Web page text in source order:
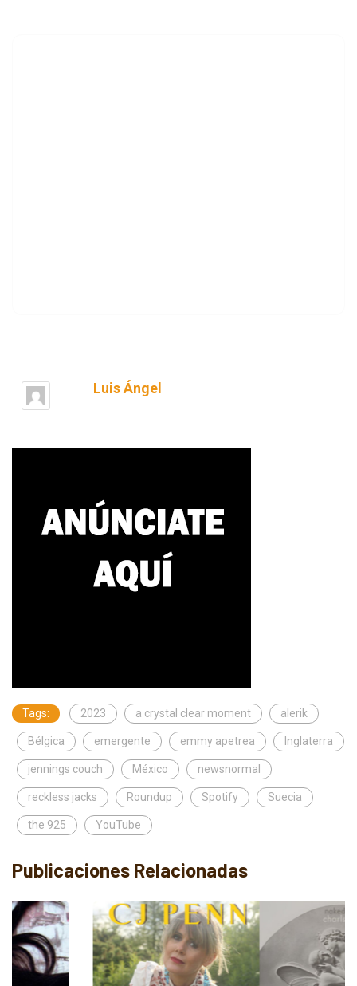
Luis Ángel
Tags: 2023 a crystal clear moment alerik
Bélgica emergente emmy apetrea Inglaterra
jennings couch México newsnormal
reckless jacks Roundup Spotify Suecia
the 925 YouTube
Publicaciones Relacionadas